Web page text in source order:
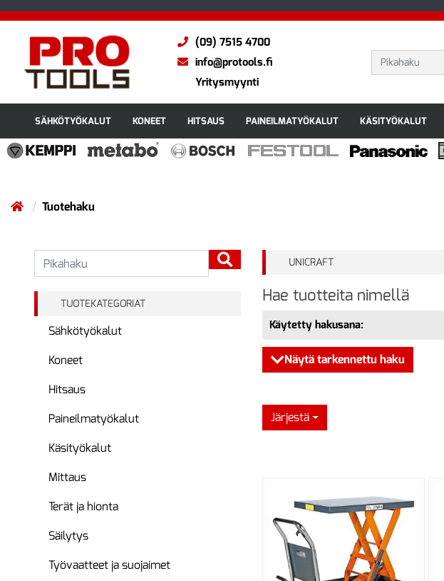
(09) 7515 4700
info@protools.fi
Yritysmyynti
SÄHKÖTYÖKALUT KONEET HITSAUS PAINEILMATYÖKALUT KÄSITYÖKALUT
Tuotehaku
TUOTEKATEGORIAT
Sähkötyökalut
Koneet
Hitsaus
Paineilmatyökalut
Käsityökalut
Mittaus
Terät ja hionta
Säilytys
Työvaatteet ja suojaimet
UNICRAFT
Hae tuotteita nimellä
Käytetty hakusana:
Näytä tarkennettu haku
Järjestä